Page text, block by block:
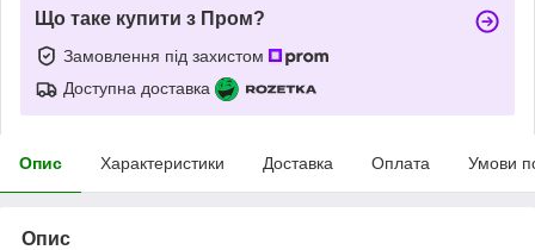
Що таке купити з Пром?
Замовлення під захистом
Доступна доставка
Опис Характеристики Доставка Оплата Умови
Опис